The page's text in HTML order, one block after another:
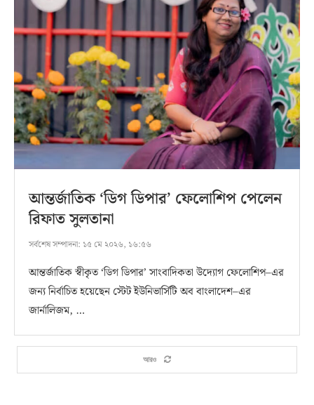
আন্তর্জাতিক ‘ডিগ ডিপার’ ফেলোশিপ পেলেন
রিফাত সুলতানা
সর্বশেষ সম্পাদনা: ১৫ মে ২০২৬, ১৬:৫৬
আন্তর্জাতিক স্বীকৃত ‘ডিগ ডিপার’ সাংবাদিকতা উদ্যোগ ফেলোশিপ–এর
জন্য নির্বাচিত হয়েছেন স্টেট ইউনিভার্সিটি অব বাংলাদেশ–এর
জার্নালিজম, …
আরও